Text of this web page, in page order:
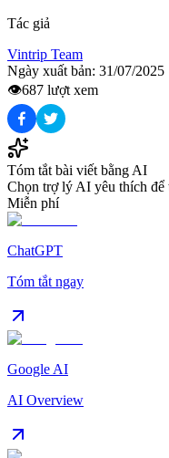
Tác giả
Vintrip Team
Ngày xuất bản: 31/07/2025
👁️687 lượt xem
Tóm tắt bài viết bằng AI
Chọn trợ lý AI yêu thích để
Miễn phí
ChatGPT
Tóm tắt ngay
Google AI
AI Overview